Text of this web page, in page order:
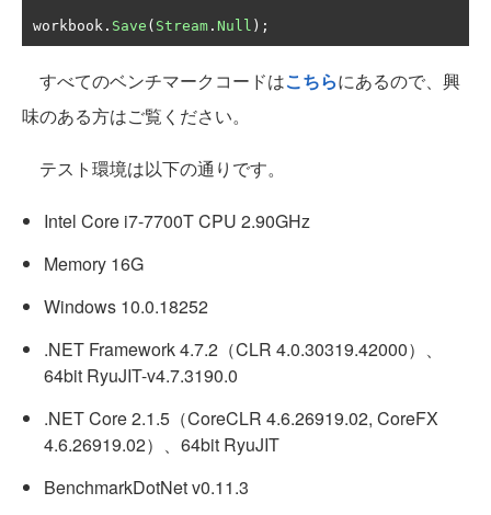
workbook . Save ( Stream . Null );
すべてのベンチマークコードはこちらにあるので、興
味のある方はご覧ください。
テスト環境は以下の通りです。
Intel Core i7-7700T CPU 2.90GHz
Memory 16G
Windows 10.0.18252
.NET Framework 4.7.2（CLR 4.0.30319.42000）、
64bit RyuJIT-v4.7.3190.0
.NET Core 2.1.5（CoreCLR 4.6.26919.02, CoreFX
4.6.26919.02）、64bit RyuJIT
BenchmarkDotNet v0.11.3